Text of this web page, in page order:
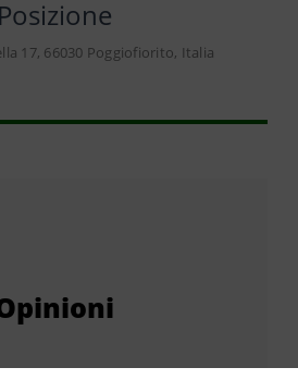
Posizione
17, 66030 Poggiofiorito, Italia